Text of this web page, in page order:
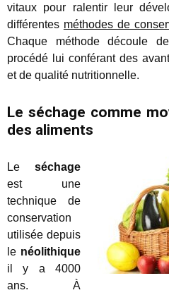
vitaux pour ralentir leur
différentes méthodes de
Chaque méthode découle
procédé lui conférant des
et de qualité nutritionnelle.
Le séchage comme
des aliments
Le séchage
est une
technique de
conservation
utilisée depuis
le néolithique
il y a 4000
ans. À